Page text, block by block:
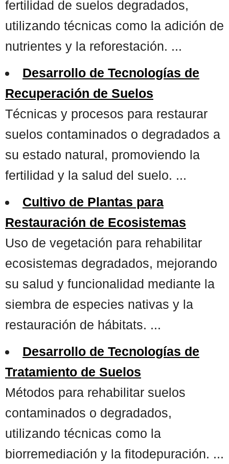
fertilidad de suelos degradados,
utilizando técnicas como la adición de
nutrientes y la reforestación. ...
Desarrollo de Tecnologías de
Recuperación de Suelos
Técnicas y procesos para restaurar
suelos contaminados o degradados a
su estado natural, promoviendo la
fertilidad y la salud del suelo. ...
Cultivo de Plantas para
Restauración de Ecosistemas
Uso de vegetación para rehabilitar
ecosistemas degradados, mejorando
su salud y funcionalidad mediante la
siembra de especies nativas y la
restauración de hábitats. ...
Desarrollo de Tecnologías de
Tratamiento de Suelos
Métodos para rehabilitar suelos
contaminados o degradados,
utilizando técnicas como la
biorremediación y la fitodepuración. ...